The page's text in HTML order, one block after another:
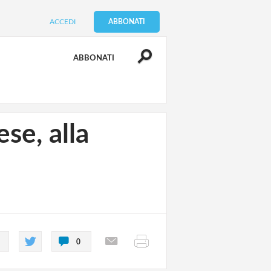
ACCEDI ABBONATI
ABBONATI
alla
0